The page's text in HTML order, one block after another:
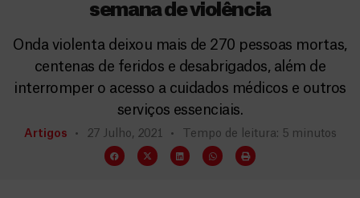
semana de violência
Onda violenta deixou mais de 270 pessoas mortas,
centenas de feridos e desabrigados, além de
interromper o acesso a cuidados médicos e outros
serviços essenciais.
Artigos 27 Julho, 2021 Tempo de leitura: 5 minutos